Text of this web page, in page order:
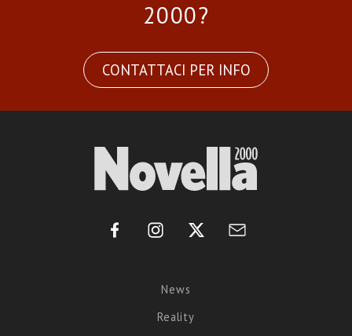
2000?
CONTATTACI PER INFO
News
Reality